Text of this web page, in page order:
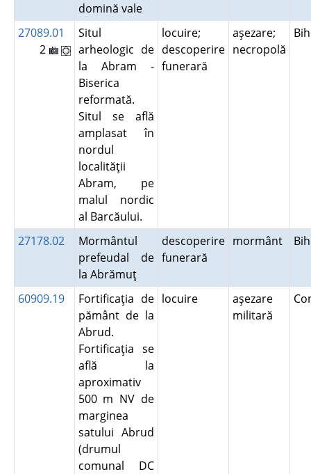
domină vale
27089.01
2
Situl
arheologic de
la Abram -
Biserica
reformată.
Situl se află
amplasat în
nordul
localităţii
Abram, pe
malul nordic
al Barcăului.
locuire;
descoperire
funerară
aşezare;
necropolă
27178.02
Mormântul
prefeudal de
la Abrămuţ
descoperire
funerară
mormânt
60909.19
Fortificaţia de
pământ de la
Abrud.
Fortificaţia se
află la
aproximativ
500 m NV de
marginea
satului Abrud
(drumul
comunal DC
locuire
aşezare
militară